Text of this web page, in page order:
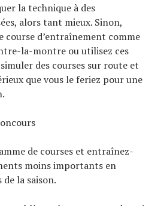
la technique à des
alors tant mieux. Sinon,
course d’entraînement comme
la-montre ou utilisez ces
des courses sur route et
que vous le feriez pour une
de courses et entraînez-
moins importants en
la saison.